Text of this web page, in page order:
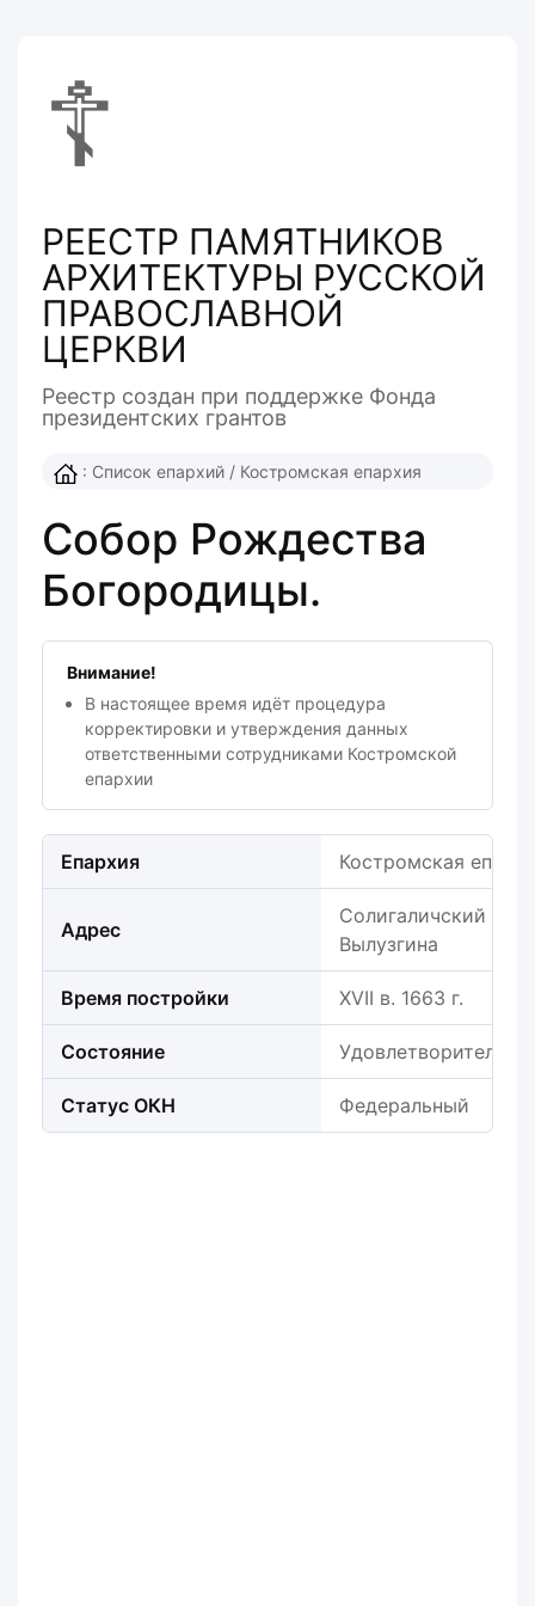
☦
РЕЕСТР ПАМЯТНИКОВ
АРХИТЕКТУРЫ РУССКОЙ
ПРАВОСЛАВНОЙ
ЦЕРКВИ
Реестр создан при поддержке Фонда
президентcких грантов
: Список епархий / Костромская епархия
Собор Рождества
Богородицы.
Внимание!
В настоящее время идёт процедура
корректировки и утверждения данных
ответственными сотрудниками Костромской
епархии
Епархия Костромская
Адрес
Солигаличский
Вылузгина
Время постройки XVII в. 1663 г.
Состояние
Статус ОКН Федеральный